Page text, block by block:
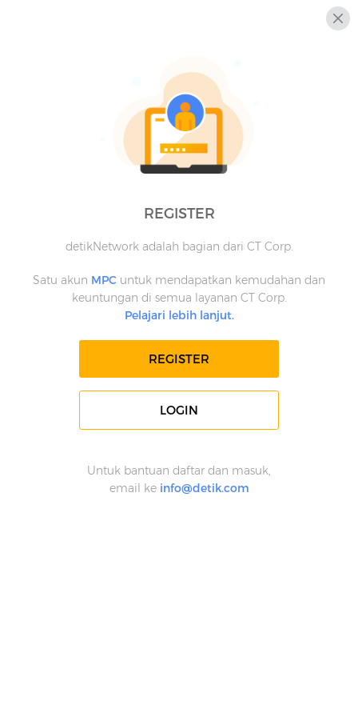
REGISTER
detikNetwork adalah bagian dari CT Corp.
Satu akun MPC untuk mendapatkan kemudahan dan
keuntungan di semua layanan CT Corp.
Pelajari lebih lanjut.
REGISTER
LOGIN
Untuk bantuan daftar dan masuk,
email ke info@detik.com